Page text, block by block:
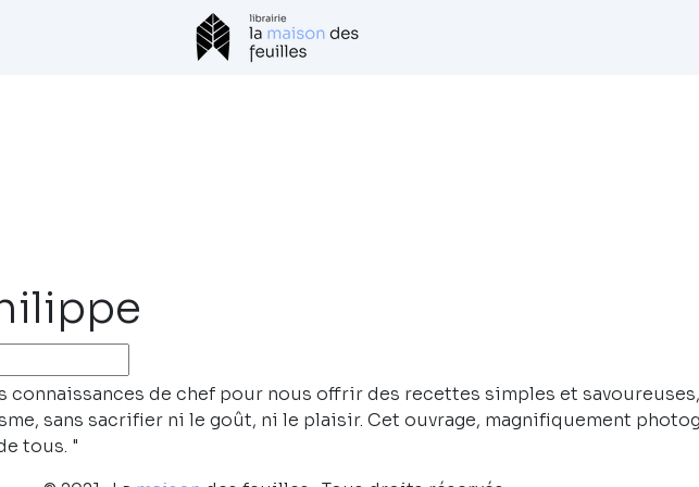
de chef pour nous offrir des recettes simples et savoureuses,
sans sacrifier ni le goût, ni le plaisir. Cet ouvrage, magnifiquement
tous. "